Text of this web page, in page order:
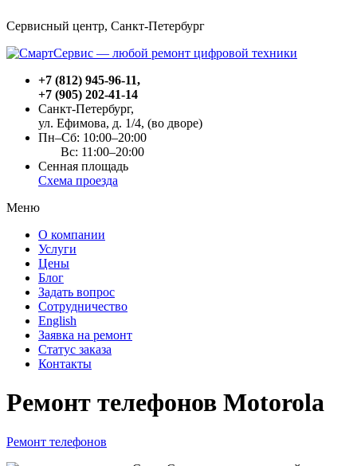
Сервисный центр, Cанкт-Петербург
+7 (812) 945-96-11,
+7 (905) 202-41-14
Санкт-Петербург,
ул. Ефимова, д. 1/4, (во дворе)
Пн–Сб: 10:00–20:00
Вс: 11:00–20:00
Сенная площадь
Схема проезда
Меню
О компании
Услуги
Цены
Блог
Задать вопрос
Сотрудничество
English
Заявка на ремонт
Статус заказа
Контакты
Ремонт телефонов Motorola
Ремонт телефонов